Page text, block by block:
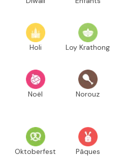
Holi Loy Krathong
Noël Norouz
Oktoberfest Pâques